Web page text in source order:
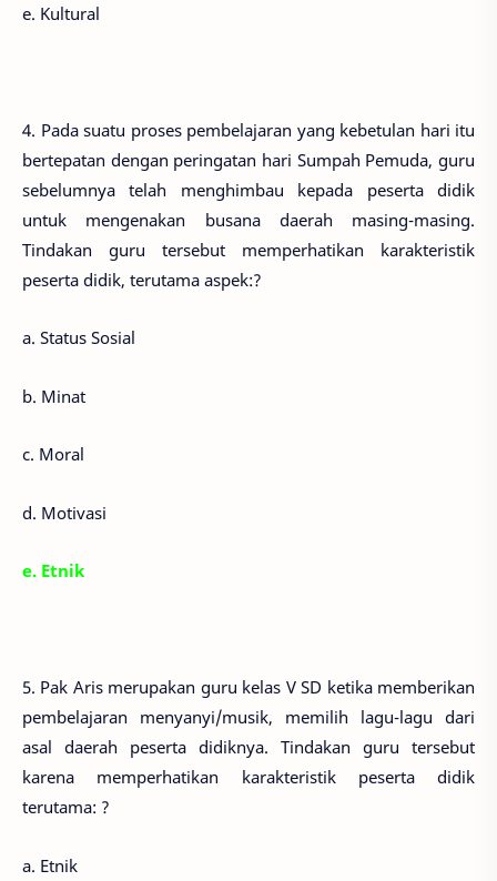
e. Kultural
4. Pada suatu proses pembelajaran yang kebetulan hari itu
bertepatan dengan peringatan hari Sumpah Pemuda, guru
sebelumnya telah menghimbau kepada peserta didik
untuk mengenakan busana daerah masing-masing.
Tindakan guru tersebut memperhatikan karakteristik
peserta didik, terutama aspek:?
a. Status Sosial
b. Minat
c. Moral
d. Motivasi
e. Etnik
5. Pak Aris merupakan guru kelas V SD ketika memberikan
pembelajaran menyanyi/musik, memilih lagu-lagu dari
asal daerah peserta didiknya. Tindakan guru tersebut
karena memperhatikan karakteristik peserta didik
terutama: ?
a. Etnik